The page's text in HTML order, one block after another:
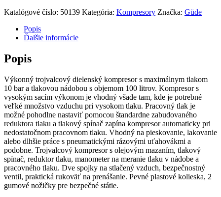
Katalógové číslo: 50139 Kategória: Kompresory Značka: Güde
Popis
Ďalšie informácie
Popis
Výkonný trojvalcový dielenský kompresor s maximálnym tlakom
10 bar a tlakovou nádobou s objemom 100 litrov. Kompresor s
vysokým sacím výkonom je vhodný všade tam, kde je potrebné
veľké množstvo vzduchu pri vysokom tlaku. Pracovný tlak je
možné pohodlne nastaviť pomocou štandardne zabudovaného
reduktora tlaku a tlakový spínač zapína kompresor automaticky pri
nedostatočnom pracovnom tlaku. Vhodný na pieskovanie, lakovanie
alebo dlhšie práce s pneumatickými rázovými uťahovákmi a
podobne. Trojvalcový kompresor s olejovým mazaním, tlakový
spínač, reduktor tlaku, manometer na meranie tlaku v nádobe a
pracovného tlaku. Dve spojky na stlačený vzduch, bezpečnostný
ventil, praktická rukoväť na prenášanie. Pevné plastové kolieska, 2
gumové nožičky pre bezpečné státie.